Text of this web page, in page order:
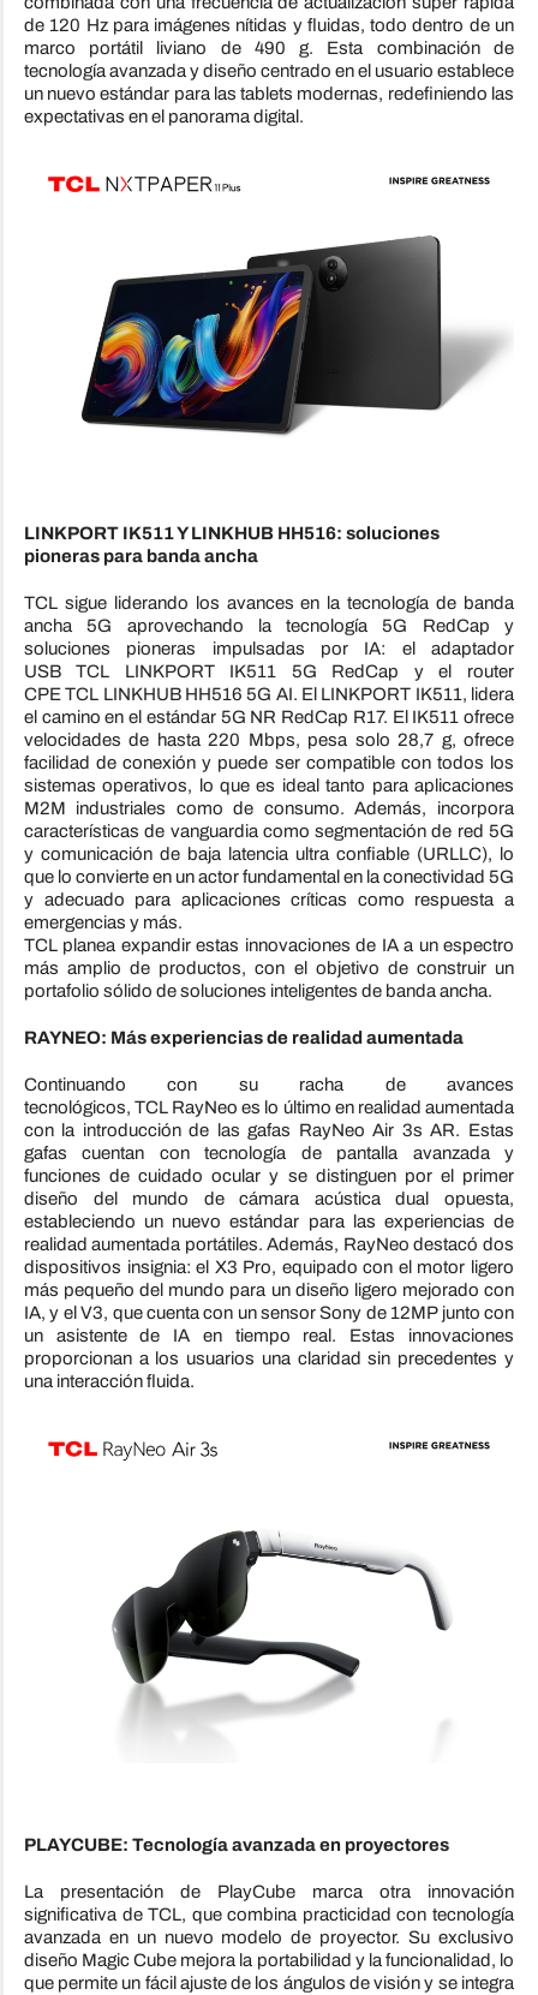
de 120 Hz para imágenes nítidas y fluidas, todo dentro de un
marco portátil liviano de 490 g. Esta combinación de
tecnología avanzada y diseño centrado en el usuario establece
un nuevo estándar para las tablets modernas, redefiniendo las
expectativas en el panorama digital.
LINKPORT IK511 Y LINKHUB HH516: soluciones
pioneras para banda ancha
TCL sigue liderando los avances en la tecnología de banda
ancha 5G aprovechando la tecnología 5G RedCap y
soluciones pioneras impulsadas por IA: el adaptador
USBTCL LINKPORT IK511 5G RedCap y el router
CPETCL LINKHUB HH516 5G AI. El LINKPORT IK511, lidera
el camino en el estándar 5G NR RedCap R17. El IK511 ofrece
velocidades de hasta 220 Mbps, pesa solo 28,7 g, ofrece
facilidad de conexión y puede ser compatible con todos los
sistemas operativos, lo que es ideal tanto para aplicaciones
M2M industriales como de consumo. Además, incorpora
características de vanguardia como segmentación de red 5G
y comunicación de baja latencia ultra confiable (URLLC), lo
que lo convierte en un actor fundamental en la conectividad 5G
y adecuado para aplicaciones críticas como respuesta a
emergencias y más.
TCLplanea expandir estas innovaciones de IA a un espectro
más amplio de productos, con el objetivo de construir un
portafolio sólido de soluciones inteligentes de banda ancha.
RAYNEO: Más experiencias de realidad aumentada
Continuando con su racha de avances
tecnológicos,TCL RayNeo es lo último en realidad aumentada
con la introducción de las gafas RayNeo Air 3s AR. Estas
gafas cuentan con tecnología de pantalla avanzada y
funciones de cuidado ocular y se distinguen por el primer
diseño del mundo de cámara acústica dual opuesta,
estableciendo un nuevo estándar para las experiencias de
realidad aumentada portátiles. Además, RayNeo destacó dos
dispositivos insignia: el X3 Pro, equipado con el motor ligero
más pequeño del mundo para un diseño ligero mejorado con
IA, y el V3, que cuenta con un sensor Sony de 12MP junto con
un asistente de IA en tiempo real. Estas innovaciones
proporcionan a los usuarios una claridad sin precedentes y
una interacción fluida.
PLAYCUBE: Tecnología avanzada en proyectores
La presentación de PlayCube marca otra innovación
significativa deTCL, que combina practicidad con tecnología
avanzada en un nuevo modelo de proyector. Su exclusivo
diseño Magic Cube mejora la portabilidad y la funcionalidad, lo
que permite un fácil ajuste de los ángulos de visión y se integra